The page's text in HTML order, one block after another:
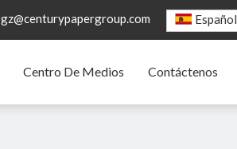
gz@centurypapergroup.com Español
Centro De Medios Contáctenos